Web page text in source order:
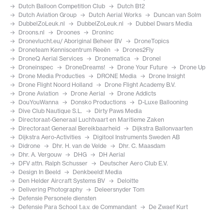
Dutch Balloon Competition Club
Dutch B12
Dutch Aviation Group
Dutch Aerial Works
Duncan van Solm
DubbelZoLeuk.nl
DubbelZoLeuk.nl
Dubbel Dwars Media
Droons.nl
Droones
Droninc
Dronevlucht.eu/ Aboriginal Beheer BV
DroneTopics
Droneteam Kenniscentrum Reeën
Drones2Fly
DroneQ Aerial Services
Dronematica
Dronel
Droneinspec
DroneDreams! Drone Your Future
Drone Up
Drone Media Producties
DRONE Media
Drone Insight
Drone Flight Noord Holland
Drone Flight Academy B.V.
Drone Aviation
Drone Aerial
Drone Addicts
DouYouWanna
Donsko Productions
D-Luxe Ballooning
Dive Club Nautique S.L.
Dirty Paws Media
Directoraat-Generaal Luchtvaart en Maritieme Zaken
Directoraat Generaal Bereikbaarheid
Dijkstra Ballonvaarten
Dijkstra Aero-Activities
Digitool Instruments Sweden AB
Didrone
Dhr. H. van de Velde
Dhr. C. Maasdam
Dhr. A. Vergouw
DHG
DH Aerial
DFV attn. Ralph Schusser
Deutscher Aero Club E.V.
Design In Beeld
Denkbeeld! Media
Den Helder Aircraft Systems BV
Deloitte
Delivering Photography
Deleersnyder Tom
Defensie Personele diensten
Defensie Para School t.a.v. de Commandant
De Zwaef Kurt